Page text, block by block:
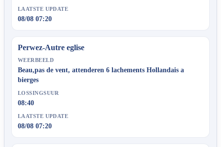
LAATSTE UPDATE
08/08 07:20
Perwez-Autre eglise
WEERBEELD
Beau,pas de vent, attenderen 6 lachements Hollandais a
bierges
LOSSINGSUUR
08:40
LAATSTE UPDATE
08/08 07:20